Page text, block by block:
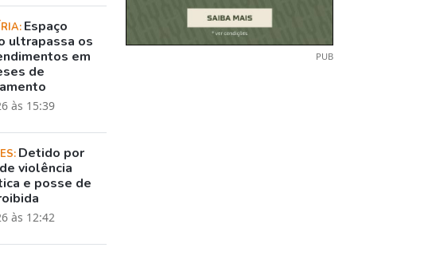
Espaço
ultrapassa os
em
de
às 15:39
Detido por
violência
e posse de
às 12:42
PUB